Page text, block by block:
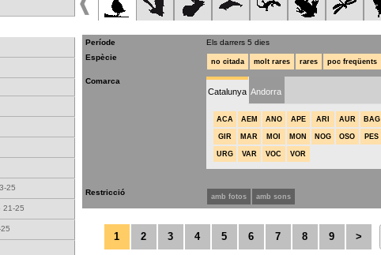
25
21-25
Període
Els darrers 5 dies
Espècie
no citada molt rares rares poc freqüents
Comarca
Catalunya Andorra
ACA AEM ANO APE ARI AUR BAG
GIR MAR MOI MON NOG OSO PES
URG VAR VOC VOR
Restricció amb fotos amb sons
1 2 3 4 5 6 7 8 9 >